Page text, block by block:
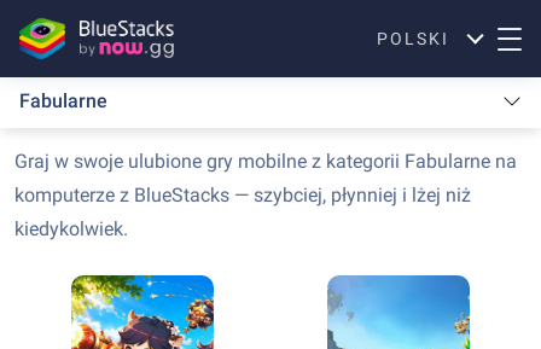
POLSKI
Fabularne
Graj w swoje ulubione gry mobilne z kategorii Fabularne na
komputerze z BlueStacks — szybciej, płynniej i lżej niż
kiedykolwiek.